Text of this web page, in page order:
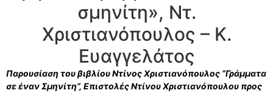
σμηνίτη», Ντ.
Χριστιανόπουλος – Κ.
Ευαγγελάτος
Παρουσίαση του βιβλίου Ντίνος Χριστιανόπουλος “Γράμματα
σε έναν Σμηνίτη”, Επιστολές Ντίνου Χριστιανόπουλου προς